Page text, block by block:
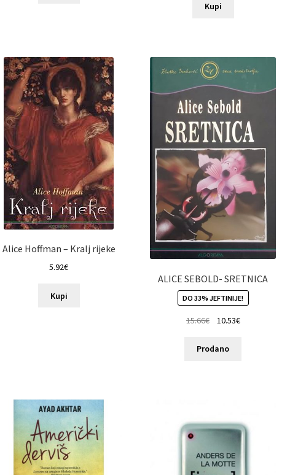
Kupi
Alice Hoffman – Kralj rijeke
5.92€
Kupi
ALICE SEBOLD- SRETNICA
DO 33% JEFTINIJE!
15.66€ 10.53€
Prodano